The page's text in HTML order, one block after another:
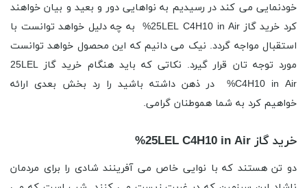
خودنمایی می کند در رسیدیم به نواهایی دور و بعید و بیان خواهند
کرد خرید گاز 25LEL C4H10 in Air% به چه دلیل خواهد توانست با
استقبال مواجه گردد. نیک می دانیم که این محصول خواهد توانست
مورد توجه تان قرار گیرد. نکاتی که باید هنگام خرید گاز 25LEL
C4H10 in Air% در ذهن داشته باشید را رد بخش بعدی ارائه
خواهیم کرد به شما هموطنان گرامی.
خرید گاز 25LEL C4H10 in Air%
دو تن هستند که با نوایی خاص می آفرینند شادی را برای مردمان